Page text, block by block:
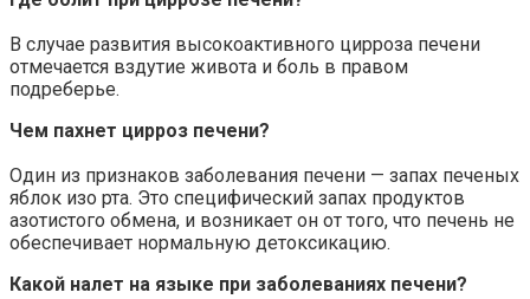
В случае развития высокоактивного цирроза печени
отмечается вздутие живота и боль в правом
подреберье.
Чем пахнет цирроз печени?
Один из признаков заболевания печени — запах печеных
яблок изо рта. Это специфический запах продуктов
азотистого обмена, и возникает он от того, что печень не
обеспечивает нормальную детоксикацию.
Какой налет на языке при заболеваниях печени?